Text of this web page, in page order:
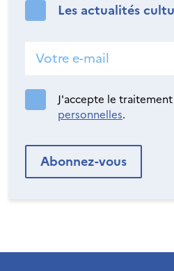
Les actualités
J'accepte le
personnelles.